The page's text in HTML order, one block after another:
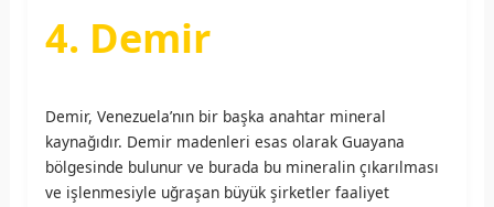
4. Demir
Demir, Venezuela’nın bir başka anahtar mineral
kaynağıdır. Demir madenleri esas olarak Guayana
bölgesinde bulunur ve burada bu mineralin çıkarılması
ve işlenmesiyle uğraşan büyük şirketler faaliyet